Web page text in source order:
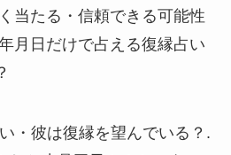
当たる・信頼できる可能性
月日だけで占える復縁占い
・彼は復縁を望んでいる？.